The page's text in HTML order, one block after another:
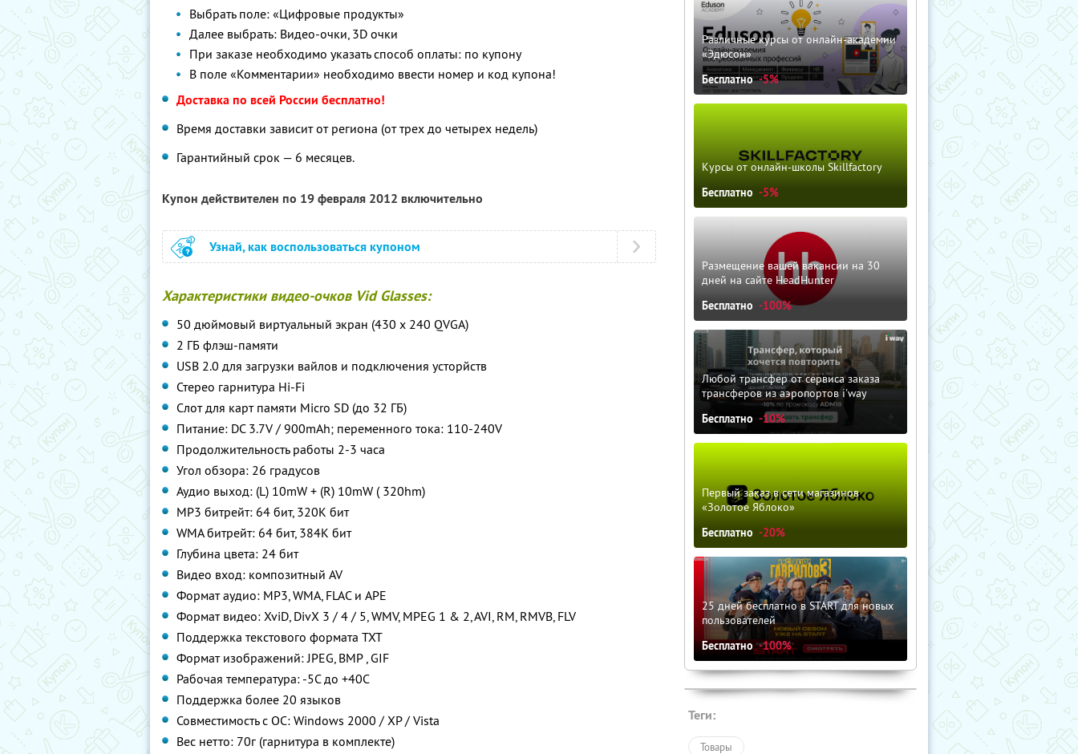
Выбрать поле: «Цифровые продукты»
Далее выбрать: Видео-очки, 3D очки
При заказе необходимо указать способ оплаты: по купону
В поле «Комментарии» необходимо ввести номер и код купона!
Доставка по всей России бесплатно!
Время доставки зависит от региона (от трех до четырех недель)
Гарантийный срок — 6 месяцев.
Купон действителен по 19 февраля 2012 включительно
Узнай, как воспользоваться купоном
Характеристики видео-очков Vid Glasses:
50 дюймовый виртуальный экран (430 х 240 QVGA)
2 ГБ флэш-памяти
USB 2.0 для загрузки вайлов и подключения усторйств
Стерео гарнитура Hi-Fi
Слот для карт памяти Micro SD (до 32 ГБ)
Питание: DC 3.7V / 900mAh; переменного тока: 110-240V
Продолжительность работы 2-3 часа
Угол обзора: 26 градусов
Аудио выход: (L) 10mW + (R) 10mW ( 320hm)
MP3 битрейт: 64 бит, 320K бит
WMA битрейт: 64 бит, 384K бит
Глубина цвета: 24 бит
Видео вход: композитный AV
Формат аудио: MP3, WMA, FLAC и APE
Формат видео: XviD, DivX 3 / 4 / 5, WMV, MPEG 1 & 2, AVI, RM, RMVB, FLV
Поддержка текстового формата TXT
Формат изображений: JPEG, BMP , GIF
Рабочая температура: -5С до +40С
Поддержка более 20 языков
Совместимость с ОС: Windows 2000 / XP / Vista
Вес нетто: 70г (гарнитура в комплекте)
Различные курсы от онлайн-академии
«Эдюсон»
Бесплатно -5%
Курсы от онлайн-школы Skillfactory
Бесплатно -5%
Размещение вашей вакансии на 30
дней на сайте HeadHunter
Бесплатно -100%
Любой трансфер от сервиса заказа
трансферов из аэропортов i'way
Бесплатно -10%
Первый заказ в сети магазинов
«Золотое Яблоко»
Бесплатно -20%
25 дней бесплатно в START для новых
пользователей
Бесплатно -100%
Теги:
Товары